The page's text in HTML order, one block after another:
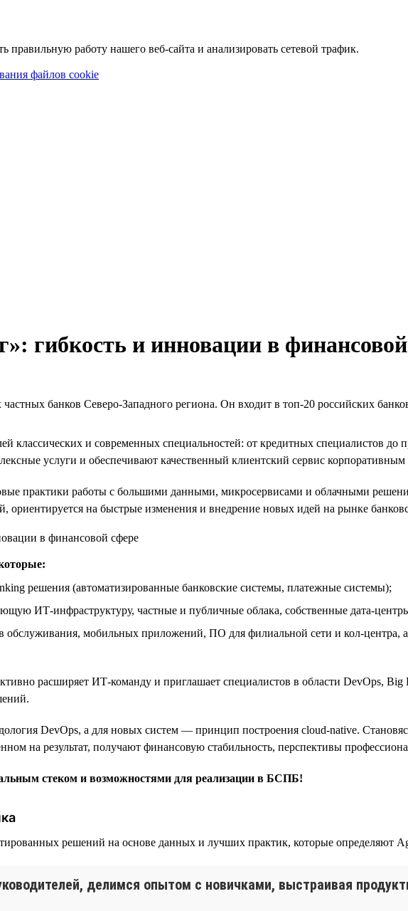
работу нашего веб-сайта и анализировать сетевой трафик.
файлов cookie
гибкость и инновации в
банков Северо-Западного региона. Он входит в топ-20 российских
классических и современных специальностей: от кредитных специалистов
услуги и обеспечивают качественный клиентский сервис
практики работы с большими данными, микросервисами и облачными
ориентируется на быстрые изменения и внедрение новых идей на рынке
решения (автоматизированные банковские системы, платежные системы);
ИТ-инфраструктуру, частные и публичные облака, собственные дата-
обслуживания, мобильных приложений, ПО для филиальной сети и кол-центра,
расширяет ИТ-команду и приглашает специалистов в области DevOps,
DevOps, а для новых систем — принцип построения cloud-native.
на результат, получают финансовую стабильность, перспективы
стеком и возможностями для реализации в БСПБ!
решений на основе данных и лучших практик, которые определяют
делимся опытом с новичками, выстраивая